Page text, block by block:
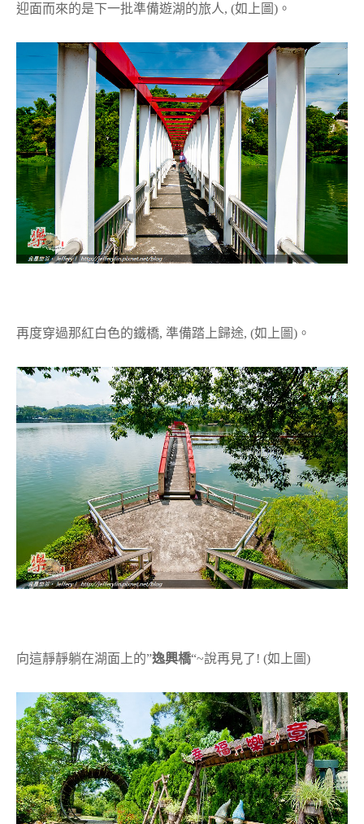
迎面而來的是下一批準備遊湖的旅人, (如上圖)。
再度穿過那紅白色的鐵橋, 準備踏上歸途, (如上圖)。
向這靜靜躺在湖面上的”逸興橋“~說再見了! (如上圖)